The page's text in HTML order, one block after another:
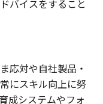
バイスをすること
応対や自社製品・
にスキル向上に努
成システムやフォ